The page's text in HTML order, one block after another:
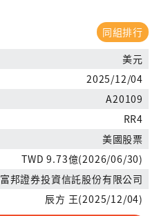
同組排行
美元
2025/12/04
A20109
RR4
美國股票
TWD 9.73億(2026/06/30)
富邦證券投資信託股份有限公司
辰方 王(2025/12/04)